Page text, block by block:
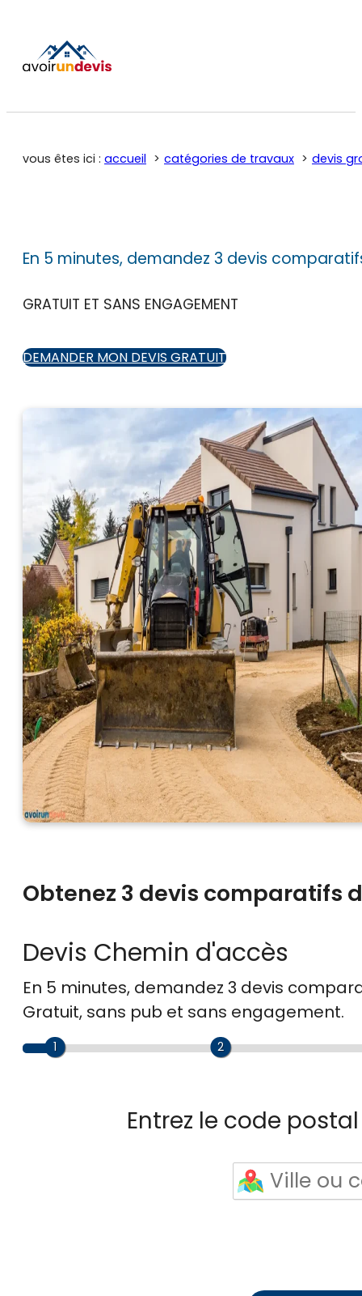
vous êtes ici : accueil catégories de travaux devis
En 5 minutes, demandez 3 devis
GRATUIT ET SANS ENGAGEMENT
DEMANDER MON DEVIS GRATUIT
Obtenez 3 devis comparatifs
Devis Chemin d'accès
En 5 minutes, demandez 3 devis
Gratuit, sans pub et sans engagement.
1 2
Entrez le code